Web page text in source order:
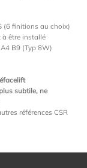
(6 finitions au choix)
à être installé
B9 (Typ 8W)
subtile, ne
références CSR